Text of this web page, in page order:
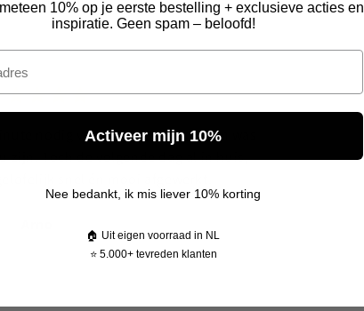
nodig voor een herdenking en was
zijn. Toch de volgende dag al in huis,
snel én mooi afgewerkt.
10% op je eerste bestelling + exclusieve acties en
inspiratie. Geen spam – beloofd!
Activeer mijn 10%
Nee bedankt, ik mis liever 10% korting
🏠 Uit eigen voorraad in NL
⭐ 5.000+ tevreden klanten